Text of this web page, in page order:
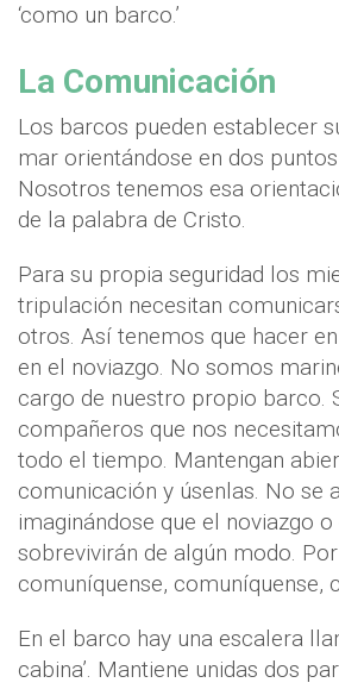
‘como un barco.’
La Comunicación
Los barcos pueden establecer
mar orientándose en dos
Nosotros tenemos esa
de la palabra de Cristo.
Para su propia seguridad los
tripulación necesitan
otros. Así tenemos que hacer
en el noviazgo. No somos
cargo de nuestro propio barco.
compañeros que nos
todo el tiempo. Mantengan
comunicación y úsenlas. No se
imaginándose que el noviazgo
sobrevivirán de algún modo.
comuníquense, comuníquense,
En el barco hay una escalera
cabina’. Mantiene unidas dos